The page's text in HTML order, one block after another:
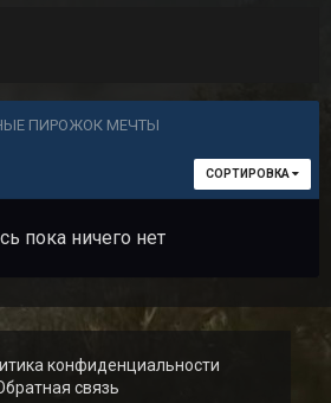
ПИРОЖОК МЕЧТЫ
СОРТИРОВКА
пока ничего нет
конфиденциальности
связь